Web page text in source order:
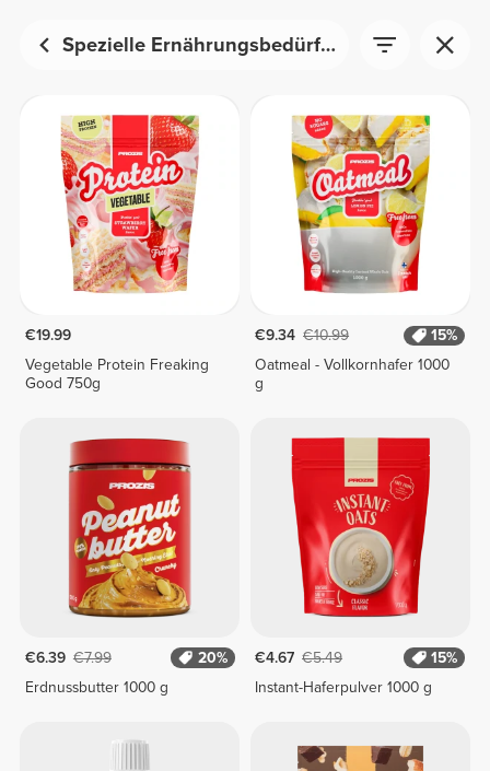
Spezielle Ernährungsbedürfnisse
€19.99
Vegetable Protein Freaking
Good 750g
€9.34 €10.99
15%
Oatmeal - Vollkornhafer 1000
g
€6.39 €7.99
20%
Erdnussbutter 1000 g
€4.67 €5.49
15%
Instant-Haferpulver 1000 g